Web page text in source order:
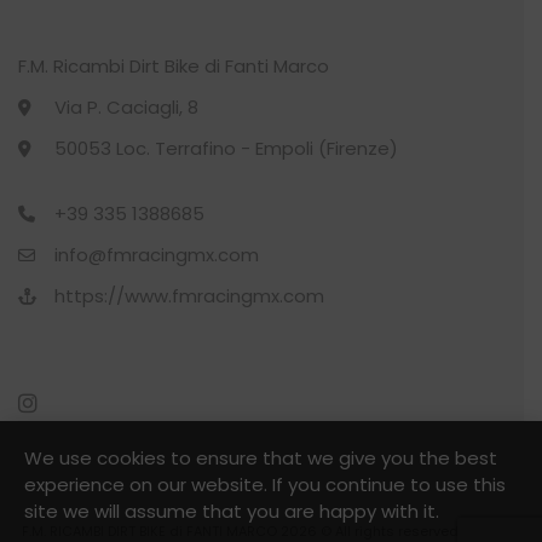
prodotto
F.M. Ricambi Dirt Bike di Fanti Marco
Via P. Caciagli, 8
50053 Loc. Terrafino - Empoli (Firenze)
+39 335 1388685
info@fmracingmx.com
https://www.fmracingmx.com
We use cookies to ensure that we give you the best
experience on our website. If you continue to use this
site we will assume that you are happy with it.